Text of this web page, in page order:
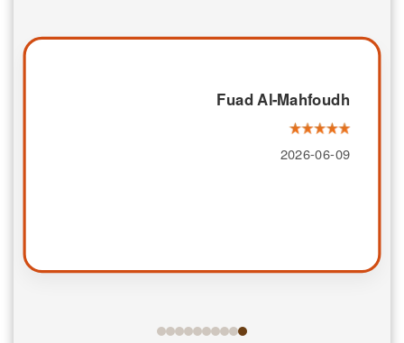
Fuad Al-Mahfoudh
2026-06-09